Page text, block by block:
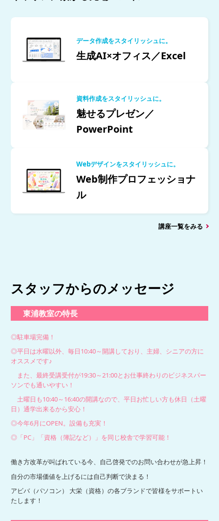
データ作成をスタイリッシュに。
生成AI×オフィス／Excel
資料作成をスタイリッシュに。
魅せるプレゼン／
PowerPoint
Webデザインをスタイリッシュに。
Web制作プロフェッショナ
ル
講座一覧をみる
スタッフからのメッセージ
東浦教室の特長
◎駐車場完備！
◎平日は水曜以外、毎日10:40～開講しており、主婦、シニアの方に
オススメです♪
また、最終受講受付が19:30～21:00とお仕事終わりのビジネスパー
ソンでも通いやすい！
土曜日も10:40～16:40の開講なので、平日お忙しい方も休日（土曜
日）通学出来るから安心！
◎今年6月にOPEN。設備も充実！
◎「PC」「資格（簿記など）」を同じ校舎で学習可能！
働き方改革が叫ばれている今、自己啓発でのお問い合わせが急上昇！
自分の市場価値を上げるには自己判断で決まる！
アビバ（パソコン） 大栄（資格）の各ブランドで皆様をサポートい
たします！